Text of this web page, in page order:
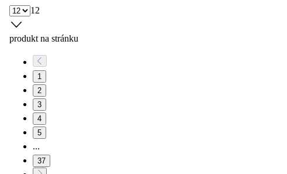
12
produkt na stránku
1
2
3
4
5
...
37